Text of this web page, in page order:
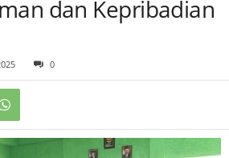
dan Kepribadian
0